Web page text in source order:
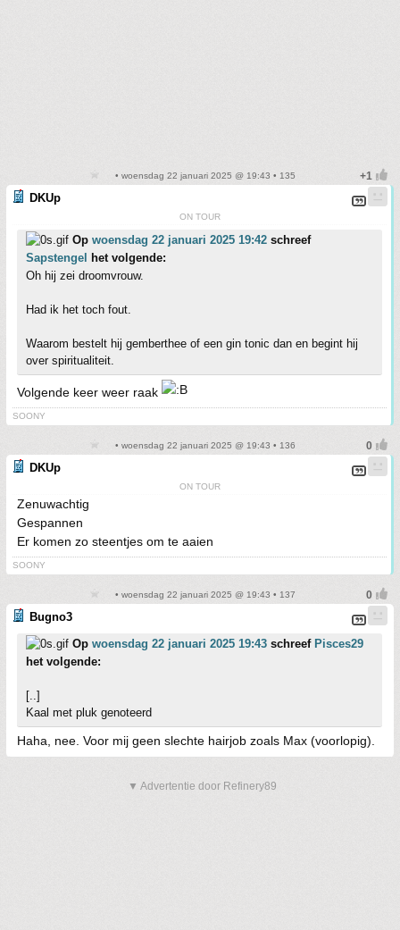
• woensdag 22 januari 2025 @ 19:43 • 135
DKUp
ON TOUR
Op woensdag 22 januari 2025 19:42 schreef
Sapstengel
het volgende:
Oh hij zei droomvrouw.
Had ik het toch fout.
Waarom bestelt hij gemberthee of een gin tonic dan en begint hij
over spiritualiteit.
Volgende keer weer raak
SOONY
• woensdag 22 januari 2025 @ 19:43 • 136
DKUp
ON TOUR
Zenuwachtig
Gespannen
Er komen zo steentjes om te aaien
SOONY
• woensdag 22 januari 2025 @ 19:43 • 137
Bugno3
Op woensdag 22 januari 2025 19:43 schreef Pisces29
het volgende:
[..]
Kaal met pluk genoteerd
Haha, nee. Voor mij geen slechte hairjob zoals Max (voorlopig).
▼ Advertentie door Refinery89